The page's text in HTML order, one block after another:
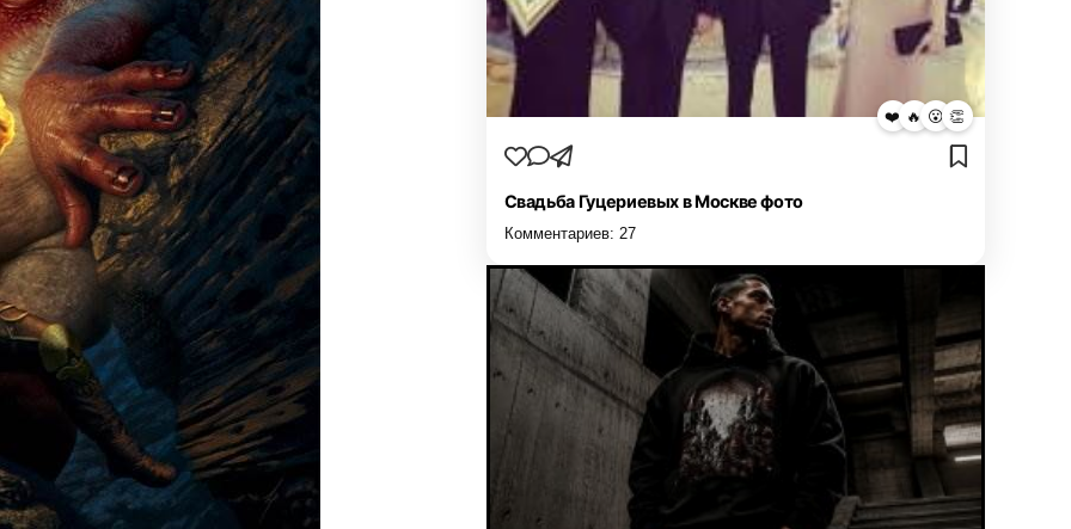
❤️ 🔥 😮 👏
Свадьба Гуцериевых в Москве фото
Комментариев: 27